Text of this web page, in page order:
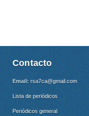
Contacto
Email: rsa7ca@gmail.com
Lista de periódicos
Periódicos general